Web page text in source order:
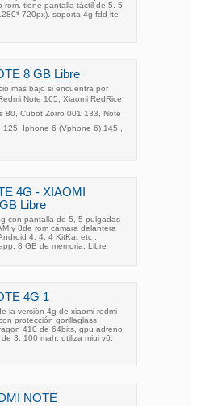
rom. tiene pantalla táctil de 5. 5
720px). soporta 4g fdd-lte
8 GB Libre
mas bajo si encuentra por
Note 165, Xiaomi RedRice
80, Cubot Zorro 001 133, Note
Iphone 6 (Vphone 6) 145 ,
4G - XIAOMI
Libre
con pantalla de 5, 5 pulgadas
y 8de rom cámara delantera
4. 4. 4 KitKat etc .
8 GB de memoria. Libre
4G 1
la versión 4g de xiaomi redmi
protección gorillaglass.
410 de 64bits, gpu adreno
3. 100 mah. utiliza miui v6,
NOTE